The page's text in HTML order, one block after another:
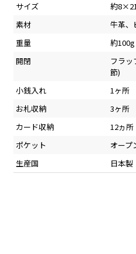
サイズ
約
素材
牛革、
重量
約100g
開閉
フラッ
節)
小銭入れ
1ヶ所
お札収納
3ヶ所
カード収納
12ヵ所
ポケット
オー
生産国
日本製